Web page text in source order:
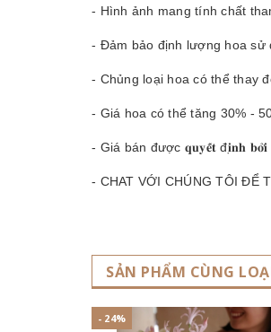
- Hình ảnh mang tính chất
- Đảm bảo định lượng hoa sử
- Chủng loại hoa có thể thay
- Giá hoa có thể tăng 30% -
- Giá bán được 𝐪𝐮𝐲𝐞̂́𝐭 đ𝐢̣𝐧𝐡 𝐛𝐨̛̉𝐢
- CHAT VỚI CHÚNG TÔI ĐỂ
SẢN PHẨM CÙNG
- 24%